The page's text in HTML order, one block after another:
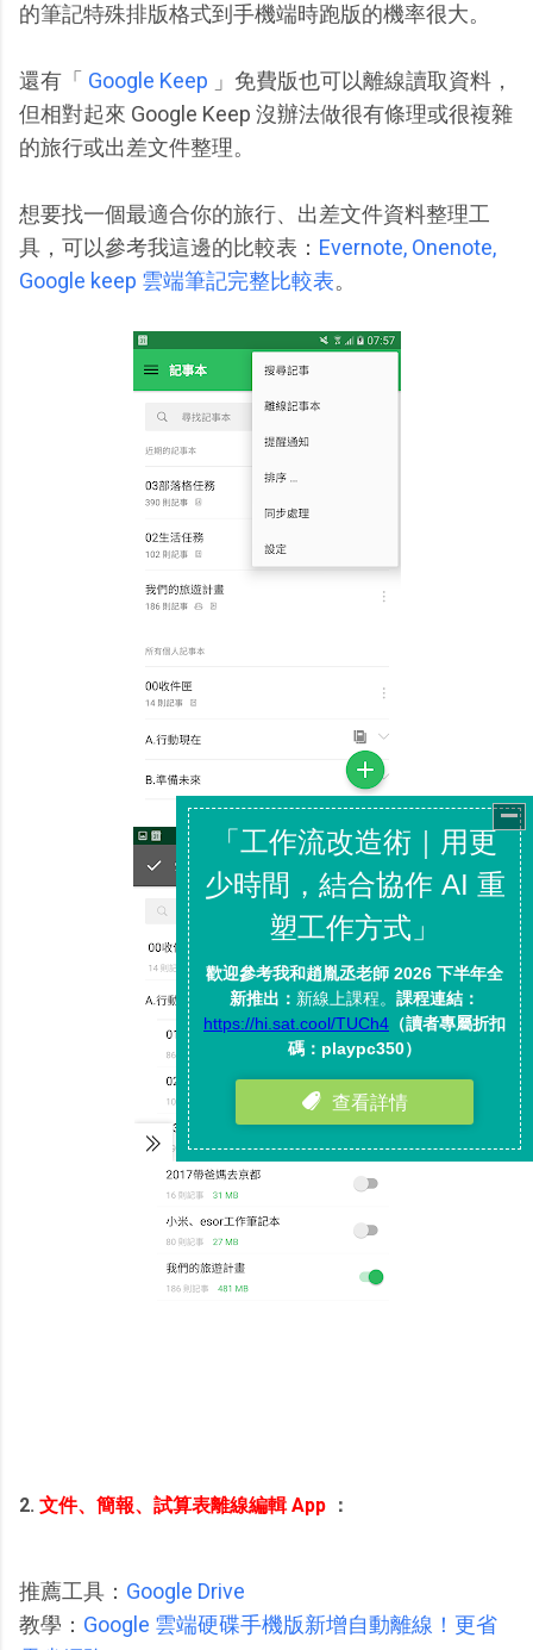
的筆記特殊排版格式到手機端時跑版的機率很大。
還有「 Google Keep 」免費版也可以離線讀取資料，
但相對起來 Google Keep 沒辦法做很有條理或很複雜
的旅行或出差文件整理。
想要找一個最適合你的旅行、出差文件資料整理工
具，可以參考我這邊的比較表： Evernote, Onenote,
Google keep 雲端筆記完整比較表。
2. 文件、簡報、試算表離線編輯 App ：
推薦工具： Google Drive
教學： Google 雲端硬碟手機版新增自動離線！更省